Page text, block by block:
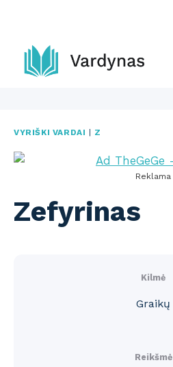
content
VYRIŠKI VARDAI | Z
Reklama
Zefyrinas
Kilmė
Graikų
Reikšmė